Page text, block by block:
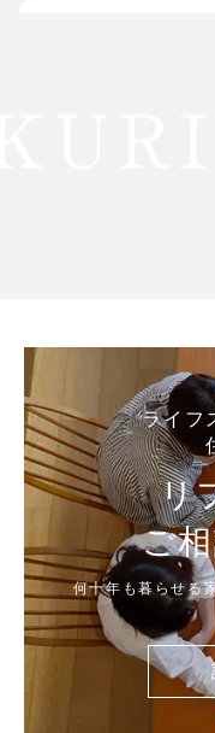
ライフ
リ
ご
何十年も暮らせる